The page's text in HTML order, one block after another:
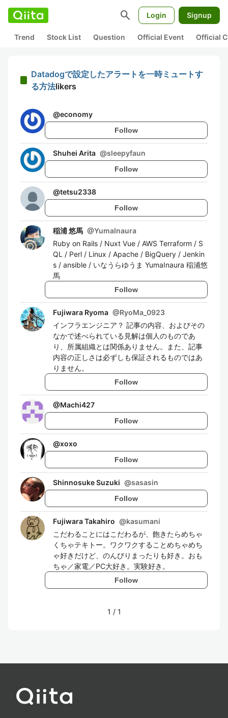
search Login Signup
Trend Stock List Question Official Event Official
Datadogで設定したアラートを一時ミュートす
る方法likers
@economy
Follow
Shuhei Arita @sleepyfaun
Follow
@tetsu2338
Follow
稲浦 悠馬 @YumaInaura
Ruby on Rails / Nuxt Vue / AWS Terraform / S
QL / Perl / Linux / Apache / BigQuery / Jenkin
s / ansible / いなうらゆうま YumaInaura 稲浦悠
馬
Follow
Fujiwara Ryoma @RyoMa_0923
インフラエンジニア？ 記事の内容、およびその
なかで述べられている見解は個人のものであ
り、所属組織とは関係ありません。また、記事
内容の正しさは必ずしも保証されるものではあ
りません。
Follow
@Machi427
Follow
@xoxo
Follow
Shinnosuke Suzuki @sasasin
Follow
Fujiwara Takahiro @kasumani
こだわることにはこだわるが、飽きたらめちゃ
くちゃテキトー。ワクワクすることめちゃめち
ゃ好きだけど、のんびりまったりも好き。おも
ちゃ／家電／PC大好き。実験好き。
Follow
1 / 1